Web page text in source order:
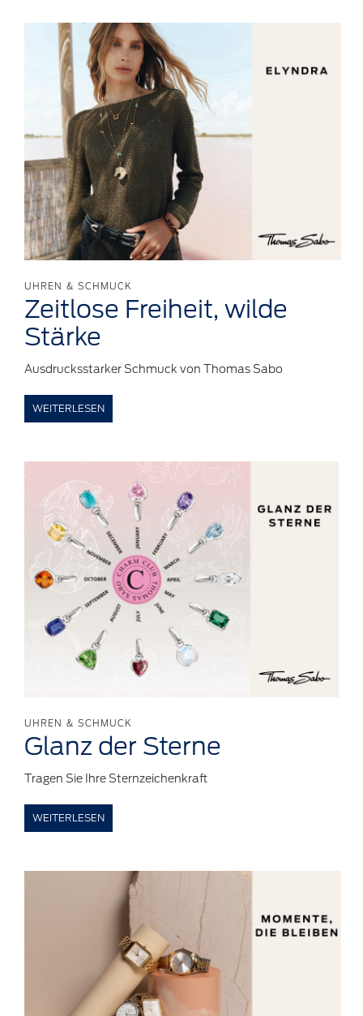
UHREN & SCHMUCK
Zeitlose Freiheit, wilde
Stärke
Ausdrucksstarker Schmuck von Thomas Sabo
WEITERLESEN
UHREN & SCHMUCK
Glanz der Sterne
Tragen Sie Ihre Sternzeichenkraft
WEITERLESEN